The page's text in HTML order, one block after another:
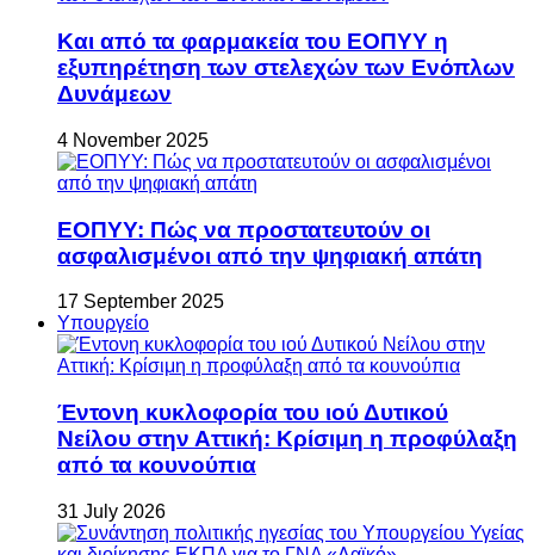
Και από τα φαρμακεία του ΕΟΠΥΥ η
εξυπηρέτηση των στελεχών των Ενόπλων
Δυνάμεων
4 November 2025
ΕΟΠΥΥ: Πώς να προστατευτούν οι
ασφαλισμένοι από την ψηφιακή απάτη
17 September 2025
Υπουργείο
Έντονη κυκλοφορία του ιού Δυτικού
Νείλου στην Αττική: Κρίσιμη η προφύλαξη
από τα κουνούπια
31 July 2026